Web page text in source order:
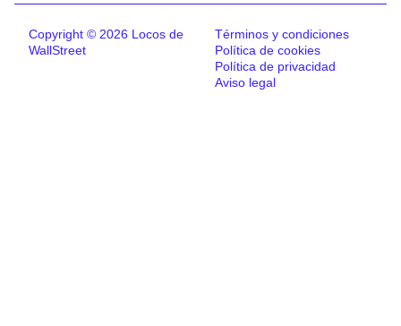
Copyright © 2026 Locos de
WallStreet
Términos y condiciones
Política de cookies
Política de privacidad
Aviso legal